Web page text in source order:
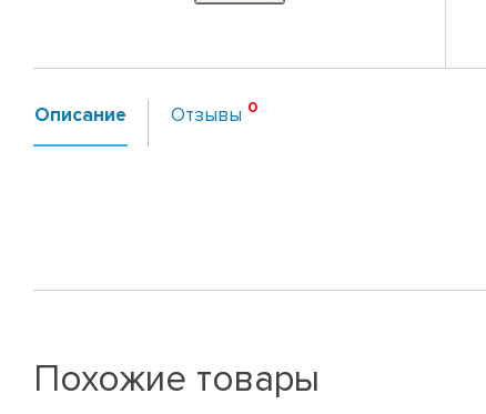
Описание Отзывы
Похожие товары